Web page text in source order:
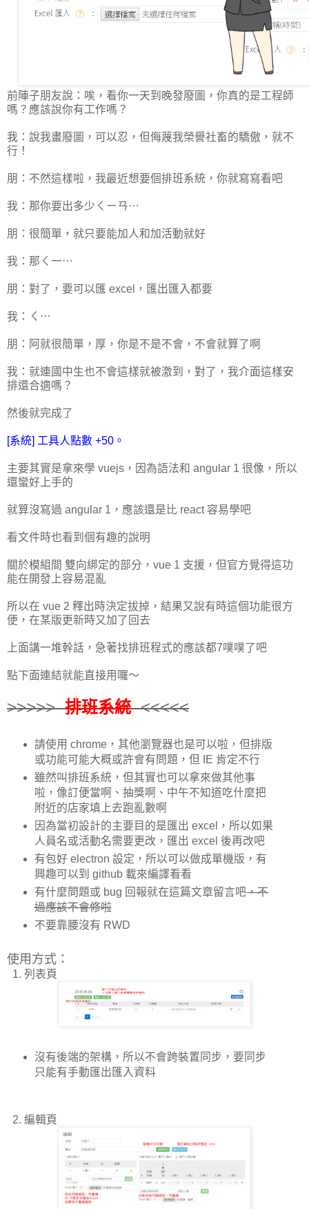
前陣子朋友說：唉，看你一天到晚發廢圖，你真的是工程師
嗎？應該說你有工作嗎？
我：說我畫廢圖，可以忍，但侮蔑我榮譽社畜的驕傲，就不
行！
朋：不然這樣啦，我最近想要個排班系統，你就寫寫看吧
我：那你要出多少ㄑㄧㄢ⋯
朋：很簡單，就只要能加人和加活動就好
我：那ㄑ一⋯
朋：對了，要可以匯 excel，匯出匯入都要
我：ㄑ⋯
朋：阿就很簡單，厚，你是不是不會，不會就算了啊
我：就連國中生也不會這樣就被激到，對了，我介面這樣安
排還合適嗎？
然後就完成了
[系統] 工具人點數 +50。
主要其實是拿來學 vuejs，因為語法和 angular 1 很像，所以
還蠻好上手的
就算沒寫過 angular 1，應該還是比 react 容易學吧
看文件時也看到個有趣的說明
關於模組間 雙向綁定的部分，vue 1 支援，但官方覺得這功
能在開發上容易混亂
所以在 vue 2 釋出時決定拔掉，結果又說有時這個功能很方
便，在某版更新時又加了回去
上面講一堆幹話，急著找排班程式的應該都7噗噗了吧
點下面連結就能直接用囉～
>>>>>排班系統<<<<<
請使用 chrome，其他瀏覽器也是可以啦，但排版
或功能可能大概或許會有問題，但 IE 肯定不行
雖然叫排班系統，但其實也可以拿來做其他事
啦，像訂便當啊、抽獎啊、中午不知道吃什麼把
附近的店家填上去跑亂數啊
因為當初設計的主要目的是匯出 excel，所以如果
人員名或活動名需要更改，匯出 excel 後再改吧
有包好 electron 設定，所以可以做成單機版，有
興趣可以到 github 載來編譯看看
有什麼問題或 bug 回報就在這篇文章留言吧，不
過應該不會修啦
不要靠腰沒有 RWD
使用方式：
1. 列表頁
沒有後端的架構，所以不會跨裝置同步，要同步
只能有手動匯出匯入資料
2. 編輯頁